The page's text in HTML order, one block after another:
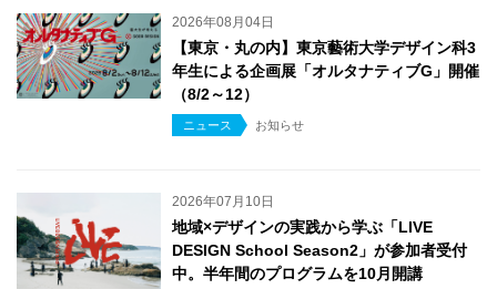
2026年08月04日
【東京・丸の内】東京藝術大学デザイン科3
年生による企画展「オルタナティブG」開催
（8/2～12）
ニュース お知らせ
2026年07月10日
地域×デザインの実践から学ぶ「LIVE
DESIGN School Season2」が参加者受付
中。半年間のプログラムを10月開講